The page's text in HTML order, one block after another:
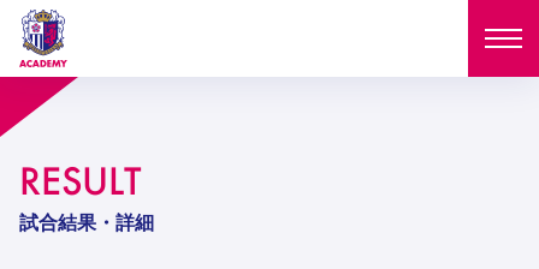
ニュース
試合日程
RESULT
試合結果・詳細